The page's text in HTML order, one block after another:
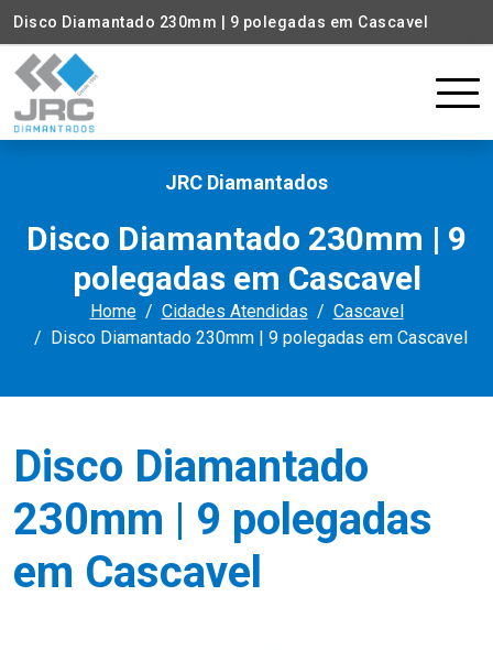
Disco Diamantado 230mm | 9 polegadas em Cascavel
JRC Diamantados
Disco Diamantado 230mm | 9
polegadas em Cascavel
Home Cidades Atendidas
Cascavel
Disco Diamantado 230mm | 9 polegadas em Cascavel
Disco Diamantado
230mm | 9 polegadas
em Cascavel